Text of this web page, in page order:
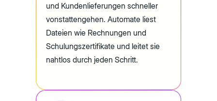
und Kundenlieferungen schneller
vonstattengehen. Automate liest
Dateien wie Rechnungen und
Schulungszertifikate und leitet sie
nahtlos durch jeden Schritt.